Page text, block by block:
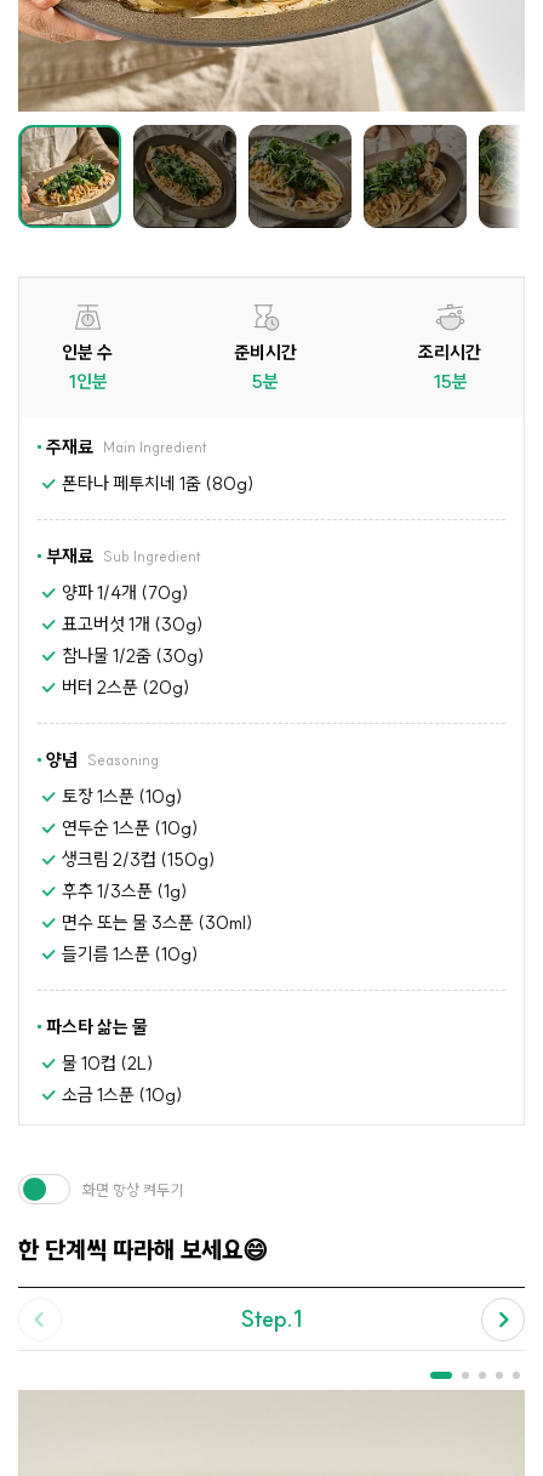
인분 수
1인분
준비시간
5분
조리시간
15분
주재료 Main Ingredient
폰타나 페투치네 1줌 (80g)
부재료 Sub Ingredient
양파 1/4개 (70g)
표고버섯 1개 (30g)
참나물 1/2줌 (30g)
버터 2스푼 (20g)
양념 Seasoning
토장 1스푼 (10g)
연두순 1스푼 (10g)
생크림 2/3컵 (150g)
후추 1/3스푼 (1g)
면수 또는 물 3스푼 (30ml)
들기름 1스푼 (10g)
파스타 삶는 물
물 10컵 (2L)
소금 1스푼 (10g)
한 단계씩 따라해 보세요😄
화면 항상 켜두기
Step.1